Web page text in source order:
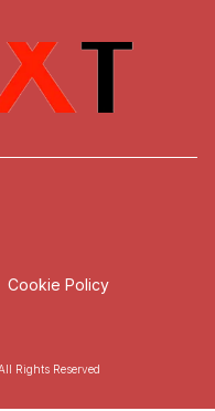
Cookie Policy
Rights Reserved